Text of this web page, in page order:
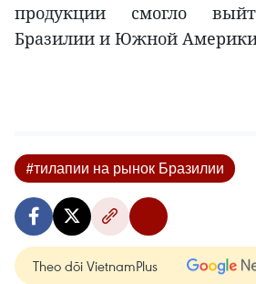
продукции смогло
Бразилии и Южной
#тилапии на рынок Бразилии
Theo dõi VietnamPlus